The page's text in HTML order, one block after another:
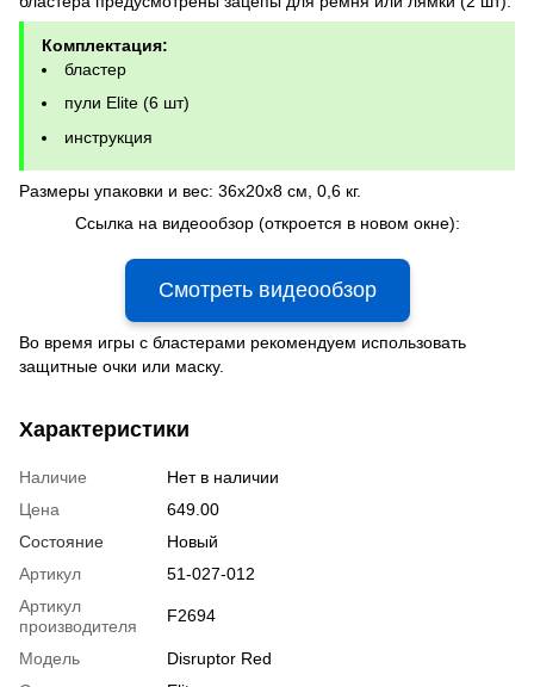
Комплектация:
бластер
пули Elite (6 шт)
инструкция
Размеры упаковки и вес: 36x20x8 см, 0,6 кг.
Ссылка на видеообзор (откроется в новом окне):
Смотреть видеообзор
Во время игры с бластерами рекомендуем использовать
защитные очки или маску.
Характеристики
Наличие
Нет в наличии
Цена
649.00
Состояние
Новый
Артикул
51-027-012
Артикул
производителя
F2694
Модель
Disruptor Red